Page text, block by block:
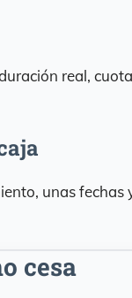
real,
unas
cesa